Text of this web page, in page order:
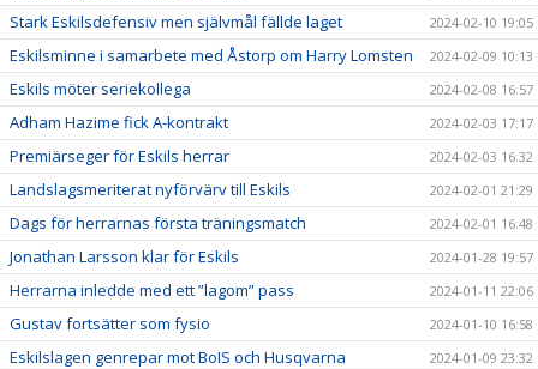
Stark Eskilsdefensiv men självmål fällde laget 2024-02-10 19:05
Eskilsminne i samarbete med Åstorp om Harry Lomsten 2024-02-09 10:13
Eskils möter seriekollega 2024-02-08 16:57
Adham Hazime fick A-kontrakt 2024-02-03 17:17
Premiärseger för Eskils herrar 2024-02-03 16:32
Landslagsmeriterat nyförvärv till Eskils 2024-02-01 21:29
Dags för herrarnas första träningsmatch 2024-02-01 16:48
Jonathan Larsson klar för Eskils 2024-01-28 19:57
Herrarna inledde med ett ”lagom” pass 2024-01-11 22:06
Gustav fortsätter som fysio 2024-01-10 16:58
Eskilslagen genrepar mot BoIS och Husqvarna 2024-01-09 23:32